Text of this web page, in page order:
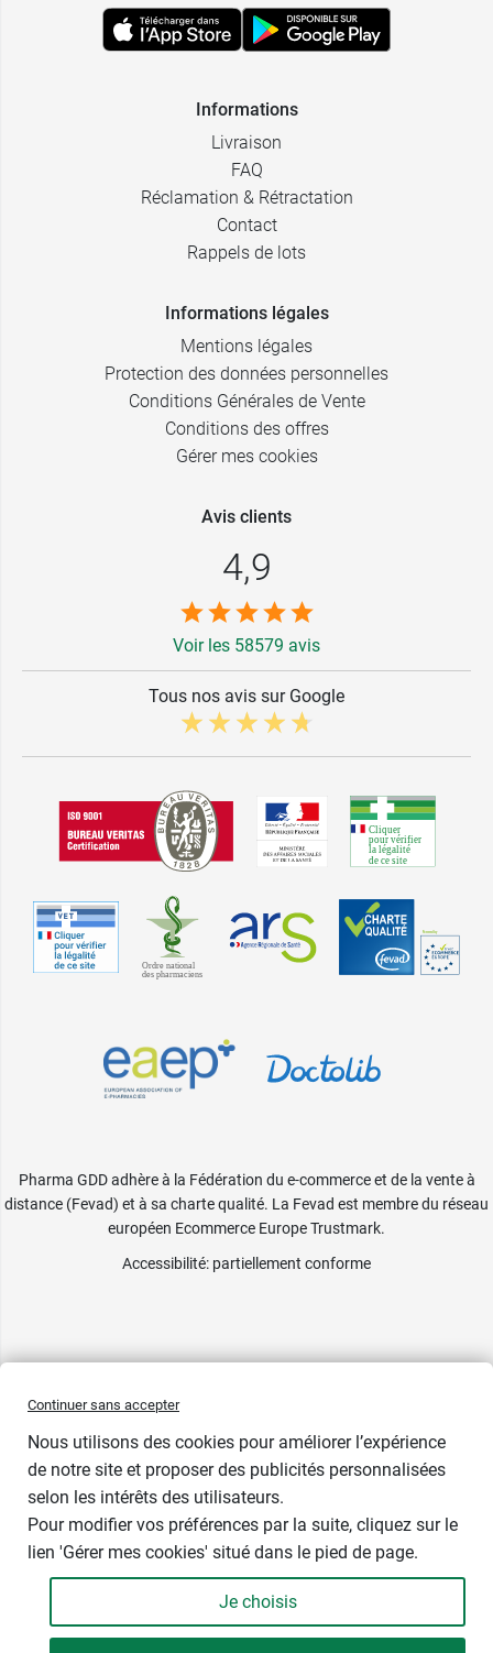
- +
Prix bas
Informations
Livraison
FAQ
Réclamation & Rétractation
Contact
Rappels de lots
Informations légales
Mentions légales
Protection des données personnelles
Conditions Générales de Vente
Conditions des offres
Gérer mes cookies
Avis clients
4,9
Voir les 58579 avis
Tous nos avis sur Google
Pharma GDD adhère à la Fédération du e-commerce et de la vente à
distance (Fevad) et à sa charte qualité. La Fevad est membre du réseau
européen Ecommerce Europe Trustmark.
Accessibilité: partiellement conforme
Continuer sans accepter
Nous utilisons des cookies pour améliorer l’expérience
de notre site et proposer des publicités personnalisées
selon les intérêts des utilisateurs.
Pour modifier vos préférences par la suite, cliquez sur le
lien 'Gérer mes cookies' situé dans le pied de page.
Je choisis